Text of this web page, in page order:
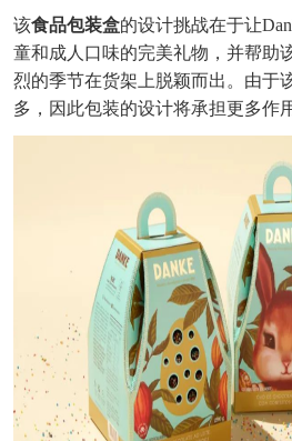
该食品包装盒的设计挑战在于让
童和成人口味的完美礼物，并帮助
烈的季节在货架上脱颖而出。由于
多，因此包装的设计将承担更多作用